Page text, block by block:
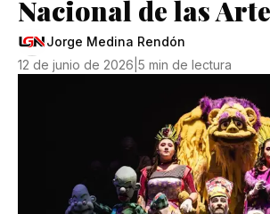
Nacional de las
Jorge Medina Rendón
12 de junio de 2026 5 min de lectura